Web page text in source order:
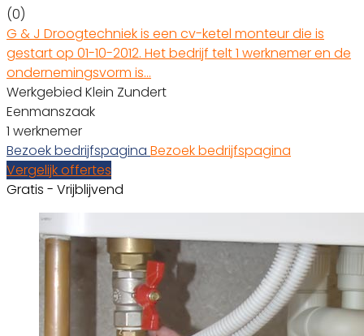
(0)
G & J Droogtechniek is een cv-ketel monteur die is
gestart op 01-10-2012. Het bedrijf telt 1 werknemer en de
ondernemingsvorm is…
Werkgebied Klein Zundert
Eenmanszaak
1 werknemer
Bezoek bedrijfspagina Bezoek bedrijfspagina
Vergelijk offertes
Gratis - Vrijblijvend